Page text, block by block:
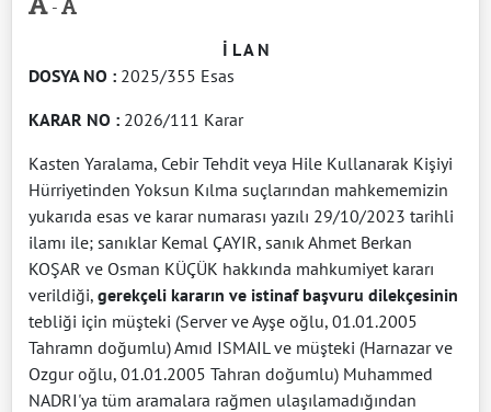
-
İ L A N
DOSYA NO : 2025/355 Esas
KARAR NO : 2026/111 Karar
Kasten Yaralama, Cebir Tehdit veya Hile Kullanarak Kişiyi
Hürriyetinden Yoksun Kılma suçlarından mahkememizin
yukarıda esas ve karar numarası yazılı 29/10/2023 tarihli
ilamı ile; sanıklar Kemal ÇAYIR, sanık Ahmet Berkan
KOŞAR ve Osman KÜÇÜK hakkında mahkumiyet kararı
verildiği, gerekçeli kararın ve istinaf başvuru dilekçesinin
tebliği için müşteki (Server ve Ayşe oğlu, 01.01.2005
Tahramn doğumlu) Amıd ISMAIL ve müşteki (Harnazar ve
Ozgur oğlu, 01.01.2005 Tahran doğumlu) Muhammed
NADRI'ya tüm aramalara rağmen ulaşılamadığından